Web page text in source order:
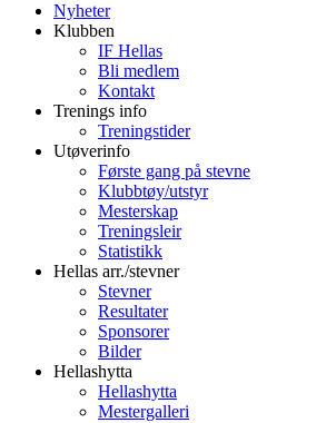
Nyheter
Klubben
IF Hellas
Bli medlem
Kontakt
Trenings info
Treningstider
Utøverinfo
Første gang på stevne
Klubbtøy/utstyr
Mesterskap
Treningsleir
Statistikk
Hellas arr./stevner
Stevner
Resultater
Sponsorer
Bilder
Hellashytta
Hellashytta
Mestergalleri